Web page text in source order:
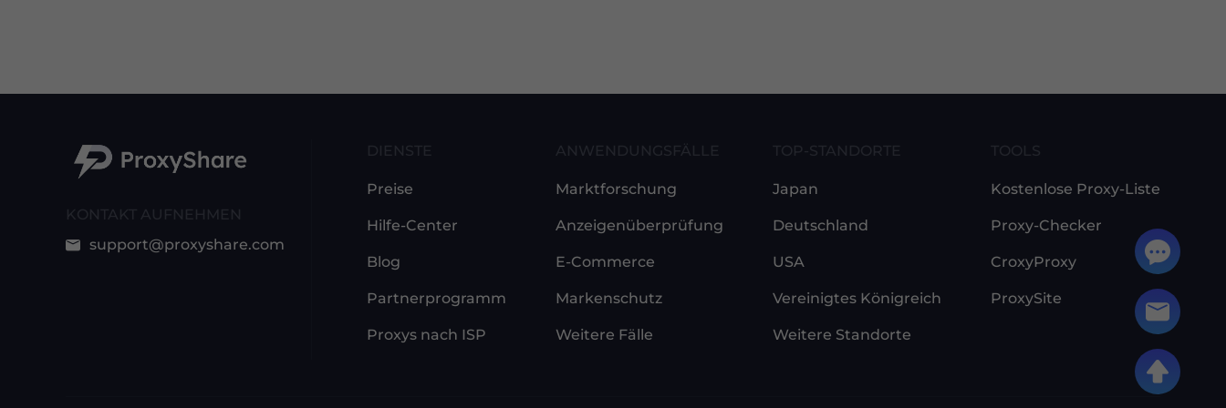
KONTAKT AUFNEHMEN
support@proxyshare.com
Preise
Hilfe-Center
Blog
Partnerprogramm
Proxys nach ISP
ANWENDUNGSFÄLLE
Marktforschung
Anzeigenüberprüfung
E-Commerce
Markenschutz
Weitere Fälle
TOP-STANDORTE
Japan
Deutschland
USA
Vereinigtes Königreich
Weitere Standorte
TOOLS
Kostenlose Proxy-Liste
Proxy-Checker
CroxyProxy
ProxySite